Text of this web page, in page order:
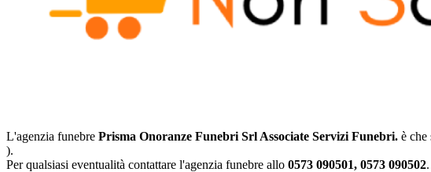
L'agenzia funebre Prisma Onoranze Funebri Srl Associate Servizi Funebri. è che
).
Per qualsiasi eventualità contattare l'agenzia funebre allo 0573 090501, 0573 090502.